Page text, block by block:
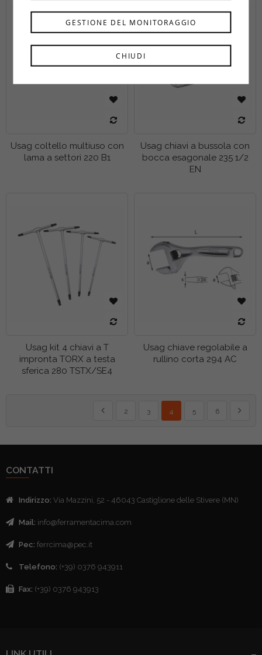
Usag coltello multiuso con
lama a settori 220 B1
Usag chiavi a bussola con
bocca esagonale 235 1/2
EN
Usag kit 4 chiavi a T
impronta TORX a testa
sferica 280 TSTX/SE4
Usag chiave regolabile a
rullino corta 294 AC
Precedente
2
Pagina
3
Attualmente stai leggendo
4
5
6
CONTATTI
Indirizzo: Via Mazzini, 52 - 46043 Castiglione delle Stivere (MN)
Mail: info@ferramentacima.com
Pec: ferrcima@pec.it
Telefono: (+39) 0376 943911
Fax: (+39) 0376 943913
CHIUDI
GESTIONE DEL MONITORAGGIO